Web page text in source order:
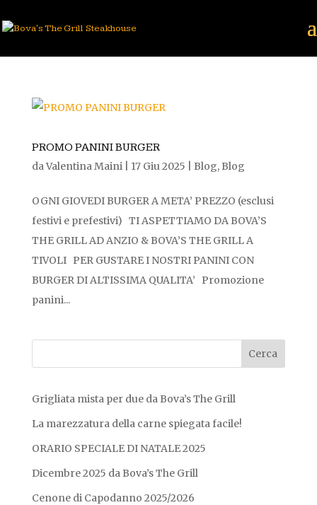
PROMO PANINI BURGER
daValentina Maini| 17 Giu 2025 Blog, Blog
OGNI GIOVEDI BURGER A META’ PREZZO (esclusi
festivi e prefestivi) TI ASPETTIAMO DA BOVA’S
THE GRILL AD ANZIO & BOVA’S THE GRILL A
TIVOLI PER GUSTARE I NOSTRI PANINI CON
BURGER DI ALTISSIMA QUALITA’ Promozione
panini...
Grigliata mista per due da Bova’s The Grill
La marezzatura della carne spiegata facile!
ORARIO SPECIALE DI NATALE 2025
Dicembre 2025 da Bova’s The Grill
Cenone di Capodanno 2025/2026